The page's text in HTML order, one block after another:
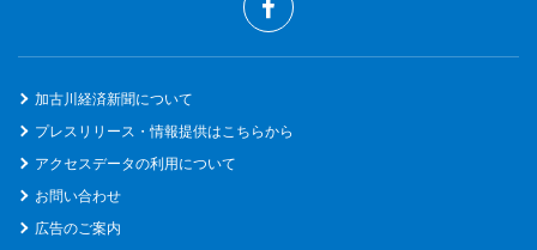
加古川経済新聞について
プレスリリース・情報提供はこちらから
アクセスデータの利用について
お問い合わせ
広告のご案内